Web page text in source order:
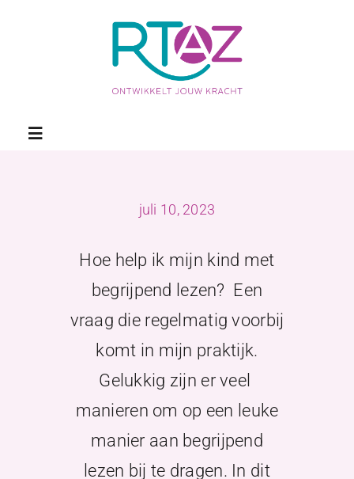
Toggle
Remedial Teaching
Passend onderwijs
Begeleiding
Over Annette
juli 10, 2023
Hoe help ik mijn kind met
begrijpend lezen? Een
vraag die regelmatig voorbij
komt in mijn praktijk.
Gelukkig zijn er veel
manieren om op een leuke
manier aan begrijpend
lezen bij te dragen. In dit